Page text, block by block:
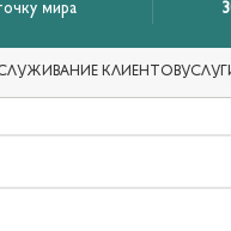
мира
КЛИЕНТОВ